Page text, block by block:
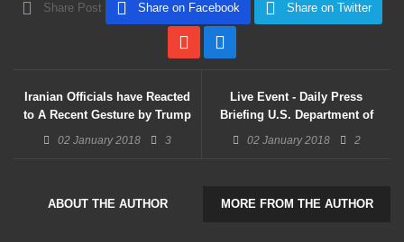
Share Post Share on Facebook Share on Twitter
Iranian Officials have Reacted
to A Recent Gesture by Trump
02 January 2018 3
Live Event - Daily Press
Briefing U.S. Department of
State
02 January 2018 2
ABOUT THE AUTHOR MORE FROM THE AUTHOR